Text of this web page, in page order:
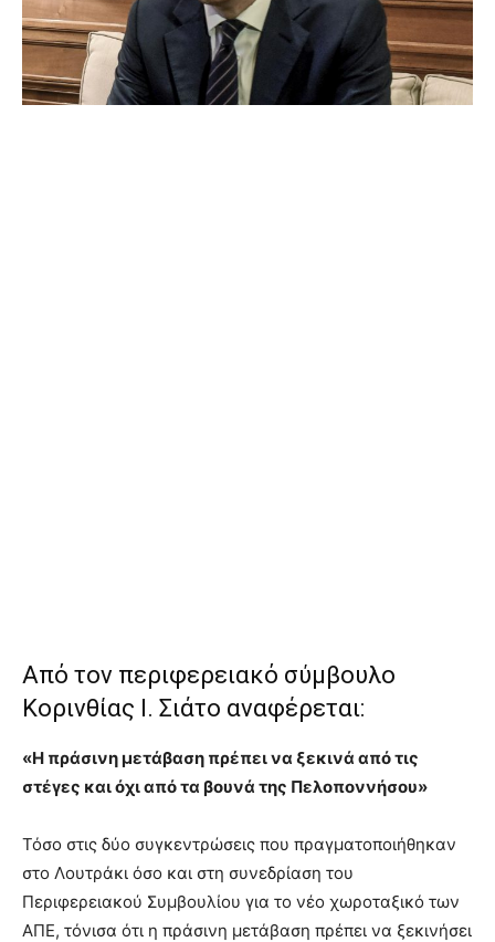
Από τον περιφερειακό σύμβουλο
Κορινθίας Ι. Σιάτο αναφέρεται:
«Η πράσινη μετάβαση πρέπει να ξεκινά από τις
στέγες και όχι από τα βουνά της Πελοποννήσου»
Τόσο στις δύο συγκεντρώσεις που πραγματοποιήθηκαν
στο Λουτράκι όσο και στη συνεδρίαση του
Περιφερειακού Συμβουλίου για το νέο χωροταξικό των
ΑΠΕ, τόνισα ότι η πράσινη μετάβαση πρέπει να ξεκινήσει